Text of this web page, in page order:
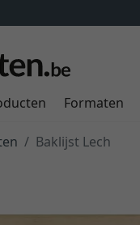
Formaten
Baklijst Lech